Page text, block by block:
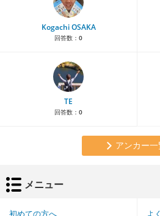
Kogachi OSAKA
回答数： 0
TE
回答数： 0
アンカー
メニュー
初めての方へ よ